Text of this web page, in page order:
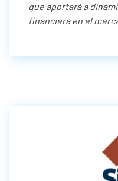
que aportará a
financiera en el